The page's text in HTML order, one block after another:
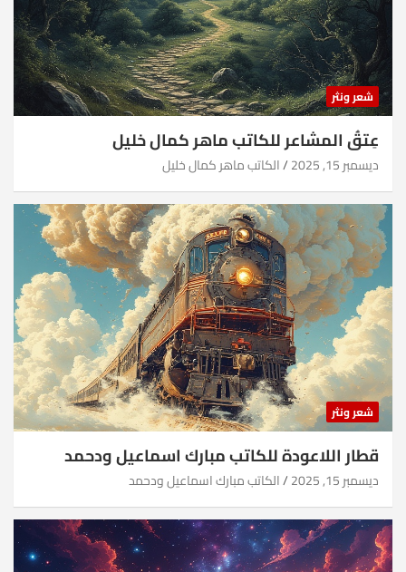
شعر ونثر
عِتقُ المشاعر للكاتب ماهر كمال خليل
ديسمبر 15, 2025 الكاتب ماهر كمال خليل
شعر ونثر
قطار اللاعودة للكاتب مبارك اسماعيل ودحمد
ديسمبر 15, 2025 الكاتب مبارك اسماعيل ودحمد